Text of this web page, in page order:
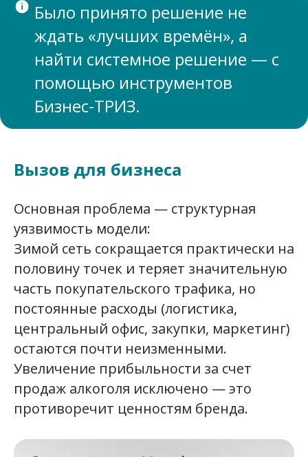
Было принято решение не
ждать «лучших времён», а
найти системное решение — с
помощью инструментов
Бизнес-ТРИЗ.
Вызов для бизнеса
Основная проблема — структурная
уязвимость модели:
Зимой сеть сокращается практически на
половину точек и теряет значительную
часть покупательского трафика, но
постоянные расходы (логистика,
центральный офис, закупки, маркетинг)
остаются почти неизменными.
Увеличение прибыльности за счет
продаж алкоголя исключено — это
противоречит ценностям бренда.